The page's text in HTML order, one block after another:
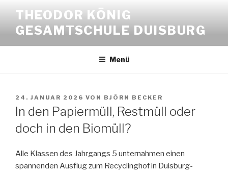
springen
THEODOR KÖNIG
GESAMTSCHULE DUISBURG
Menü
VERÖFFENTLICHT
AM
24. JANUAR 2026 VON BJÖRN BECKER
In den Papiermüll, Restmüll oder
doch in den Biomüll?
Alle Klassen des Jahrgangs 5 unternahmen einen
spannenden Ausflug zum Recyclinghof in Duisburg-